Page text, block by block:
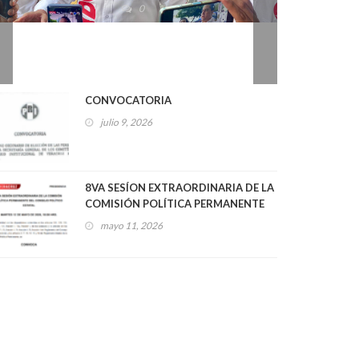
2026
0
CONVOCATORIA
julio 9, 2026
8VA SESÍON EXTRAORDINARIA DE LA
COMISIÓN POLÍTICA PERMANENTE
DEL CONSEJO POLÍTICO ESTATAL
mayo 11, 2026